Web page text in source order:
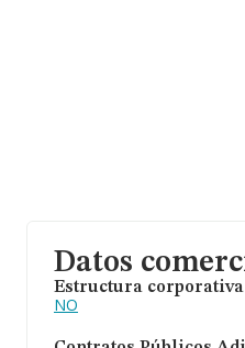
Datos
Estructura
NO